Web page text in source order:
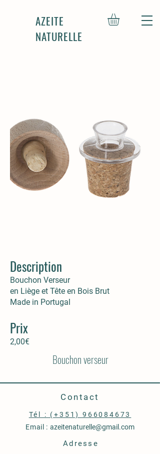
AZEITE
NATURELLE
Description
Bouchon Verseur
en Liège et Tête en Bois Brut
Made in Portugal
Prix
2,00€
Bouchon verseur
Contact
‭Tél : (+351) 966084673
Email : azeitenaturelle@gmail.com
Adresse